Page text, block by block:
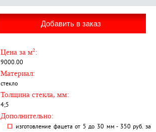
Цена за м2:
9000.00
Материал:
стекло
Толщина стекла, мм:
4;5
Дополнительно:
изготовление фацета от 5 до 30 мм - 350 руб. за